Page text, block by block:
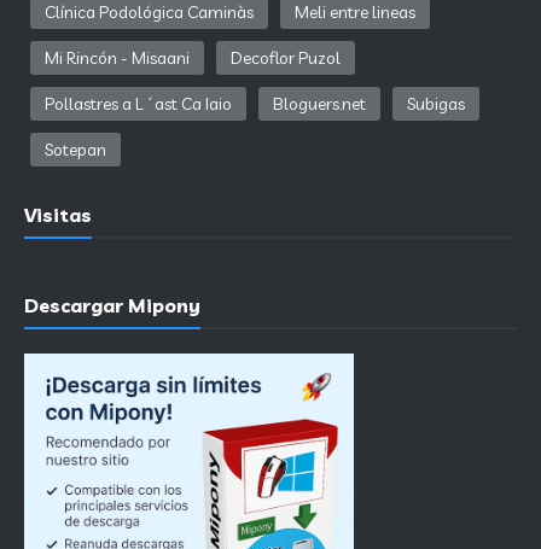
Clínica Podológica Caminàs Meli entre lineas
Mi Rincón - Misaani Decoflor Puzol
Pollastres a L´ast Ca Iaio Bloguers.net Subigas
Sotepan
Visitas
Descargar Mipony